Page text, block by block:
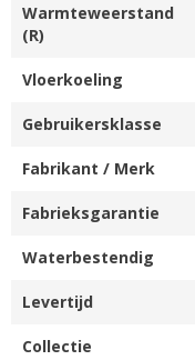
Warmteweerstand
(R)
Vloerkoeling
Gebruikersklasse
Fabrikant / Merk
Fabrieksgarantie
Waterbestendig
Levertijd
Collectie